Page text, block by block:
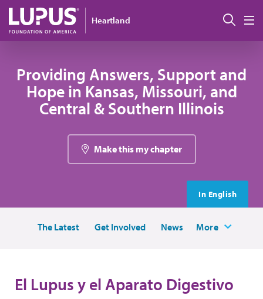
Pasar al contenido principal
Heartland
Providing Answers, Support and
Hope in Kansas, Missouri, and
Central & Southern Illinois
Make this my chapter
In English
The Latest Get Involved News More
El Lupus y el Aparato Digestivo